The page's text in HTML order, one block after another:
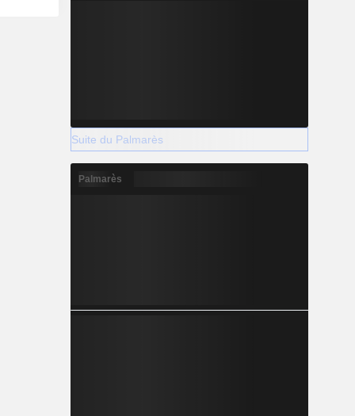
Suite du Palmarès
Palmarès